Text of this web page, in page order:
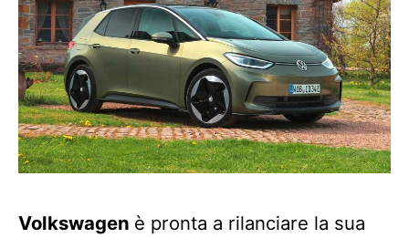
Volkswagen è pronta a rilanciare la sua